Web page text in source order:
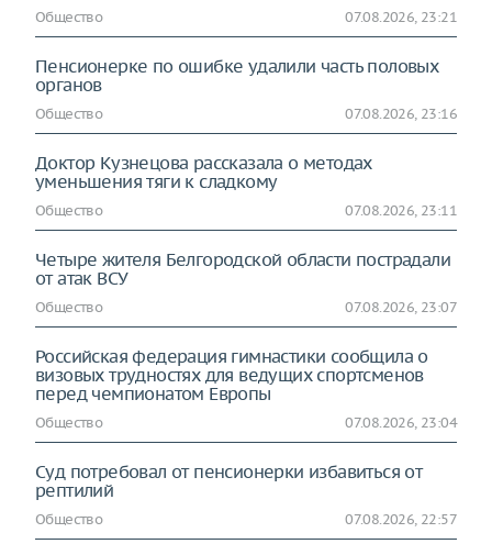
Общество 07.08.2026, 23:21
Пенсионерке по ошибке удалили часть половых
органов
Общество 07.08.2026, 23:16
Доктор Кузнецова рассказала о методах
уменьшения тяги к сладкому
Общество 07.08.2026, 23:11
Четыре жителя Белгородской области пострадали
от атак ВСУ
Общество 07.08.2026, 23:07
Российская федерация гимнастики сообщила о
визовых трудностях для ведущих спортсменов
перед чемпионатом Европы
Общество 07.08.2026, 23:04
Суд потребовал от пенсионерки избавиться от
рептилий
Общество 07.08.2026, 22:57